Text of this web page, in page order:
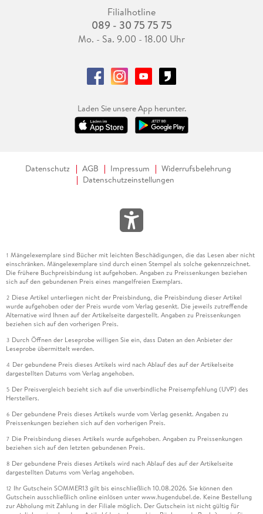
Filialhotline
089 - 30 75 75 75
Mo. - Sa. 9.00 - 18.00 Uhr
Laden Sie unsere App herunter.
Datenschutz AGB Impressum
Widerrufsbelehrung
Datenschutzeinstellungen
1 Mängelexemplare sind Bücher mit leichten Beschädigungen, die das Lesen aber nicht
einschränken. Mängelexemplare sind durch einen Stempel als solche gekennzeichnet.
Die frühere Buchpreisbindung ist aufgehoben. Angaben zu Preissenkungen beziehen
sich auf den gebundenen Preis eines mangelfreien Exemplars.
2 Diese Artikel unterliegen nicht der Preisbindung, die Preisbindung dieser Artikel
wurde aufgehoben oder der Preis wurde vom Verlag gesenkt. Die jeweils zutreffende
Alternative wird Ihnen auf der Artikelseite dargestellt. Angaben zu Preissenkungen
beziehen sich auf den vorherigen Preis.
3 Durch Öffnen der Leseprobe willigen Sie ein, dass Daten an den Anbieter der
Leseprobe übermittelt werden.
4 Der gebundene Preis dieses Artikels wird nach Ablauf des auf der Artikelseite
dargestellten Datums vom Verlag angehoben.
5 Der Preisvergleich bezieht sich auf die unverbindliche Preisempfehlung (UVP) des
Herstellers.
6 Der gebundene Preis dieses Artikels wurde vom Verlag gesenkt. Angaben zu
Preissenkungen beziehen sich auf den vorherigen Preis.
7 Die Preisbindung dieses Artikels wurde aufgehoben. Angaben zu Preissenkungen
beziehen sich auf den letzten gebundenen Preis.
8 Der gebundene Preis dieses Artikels wird nach Ablauf des auf der Artikelseite
dargestellten Datums vom Verlag angehoben.
12 Ihr Gutschein SOMMER13 gilt bis einschließlich 10.08.2026. Sie können den
Gutschein ausschließlich online einlösen unter www.hugendubel.de. Keine Bestellung
zur Abholung mit Zahlung in der Filiale möglich. Der Gutschein ist nicht gültig für